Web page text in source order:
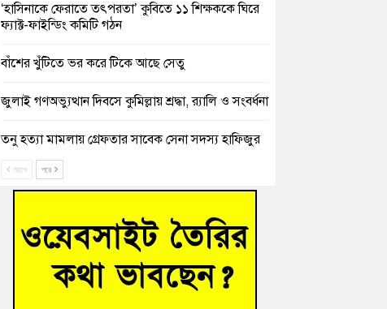
‘হাসিনাকে ফেরাতে তৎপরতা’ কুবিতে ১১ শিক্ষককে ঘিরে
ফ্যাক্ট-ফাইন্ডিং কমিটি গঠন
বাঁশের খুঁটিতে ভর করে টিকে আছে সেতু
জুলাই গণঅভ্যুত্থান দিবসে কুমিল্লায় শ্রদ্ধা, র‍্যালি ও সংবর্ধনা
তনু হত্যা মামলায় গ্রেফতার সাবেক সেনা সদস্য হাফিজুর
রহমান হাইকোর্টের জামিনে মুক্ত
আহত শিক্ষার্থীদের দেখতে গিয়ে মেডিকেলের ক্যান্টিনে
হোমনায় বিধবা নারীর জমি দখল ও জীবননাশের হুমকির
আগে পরে